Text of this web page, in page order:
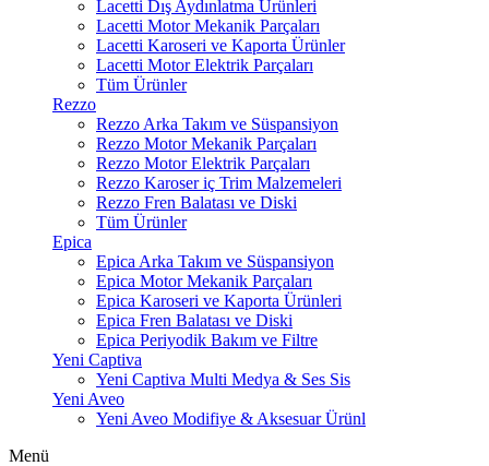
Lacetti Dış Aydınlatma Ürünleri
Lacetti Motor Mekanik Parçaları
Lacetti Karoseri ve Kaporta Ürünler
Lacetti Motor Elektrik Parçaları
Tüm Ürünler
Rezzo
Rezzo Arka Takım ve Süspansiyon
Rezzo Motor Mekanik Parçaları
Rezzo Motor Elektrik Parçaları
Rezzo Karoser iç Trim Malzemeleri
Rezzo Fren Balatası ve Diski
Tüm Ürünler
Epica
Epica Arka Takım ve Süspansiyon
Epica Motor Mekanik Parçaları
Epica Karoseri ve Kaporta Ürünleri
Epica Fren Balatası ve Diski
Epica Periyodik Bakım ve Filtre
Yeni Captiva
Yeni Captiva Multi Medya & Ses Sis
Yeni Aveo
Yeni Aveo Modifiye & Aksesuar Ürünl
Menü